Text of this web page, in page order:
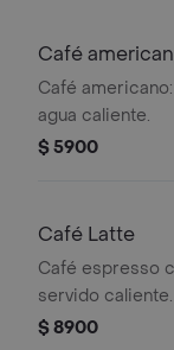
Café
Café
agua caliente.
$ 5900
Café Latte
Café espresso
servido caliente.
$ 8900